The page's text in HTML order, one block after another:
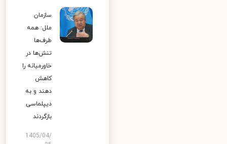
سازمان
ملل: همه
طرف‌ها
تنش‌ها در
خاورمیانه را
کاهش
دهند و به
دیپلماسی
بازگردند
1405/04/